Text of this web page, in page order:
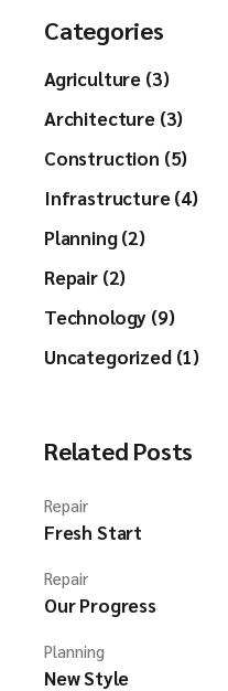
Categories
Agriculture (3)
Architecture (3)
Construction (5)
Infrastructure (4)
Planning (2)
Repair (2)
Technology (9)
Uncategorized (1)
Related Posts
Repair
Fresh Start
Repair
Our Progress
Planning
New Style